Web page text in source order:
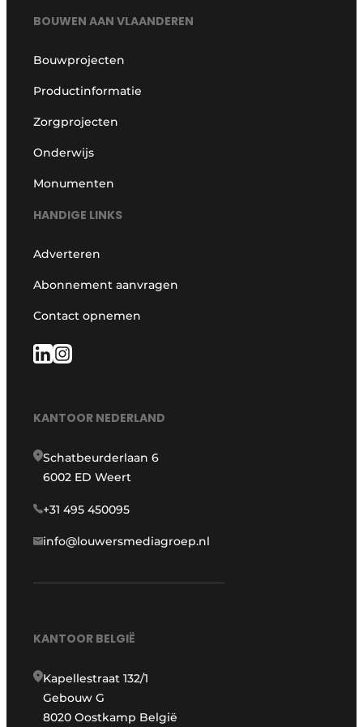
BOUWEN AAN VLAANDEREN
Bouwprojecten
Productinformatie
Zorgprojecten
Onderwijs
Monumenten
HANDIGE LINKS
Adverteren
Abonnement aanvragen
Contact opnemen
KANTOOR NEDERLAND
Schatbeurderlaan 6
6002 ED Weert
+31 495 450095
info@louwersmediagroep.nl
KANTOOR BELGIË
Kapellestraat 132/1
Gebouw G
8020 Oostkamp België